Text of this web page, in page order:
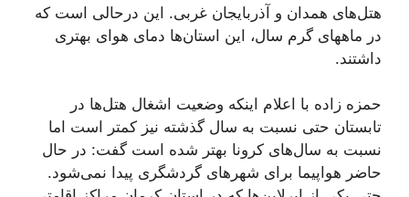
هتل‌های همدان و آذربایجان غربی. این درحالی است که
در ماههای گرم سال، این استان‌ها دمای هوای بهتری
داشتند.
حمزه زاده با اعلام اینکه وضعیت اشغال هتل‌ها در
تابستان حتی نسبت به سال گذشته نیز کمتر است اما
نسبت به سال‌های کرونا بهتر شده است گفت: در حال
حاضر هواپیما برای شهرهای گردشگری پیدا نمی‌شود.